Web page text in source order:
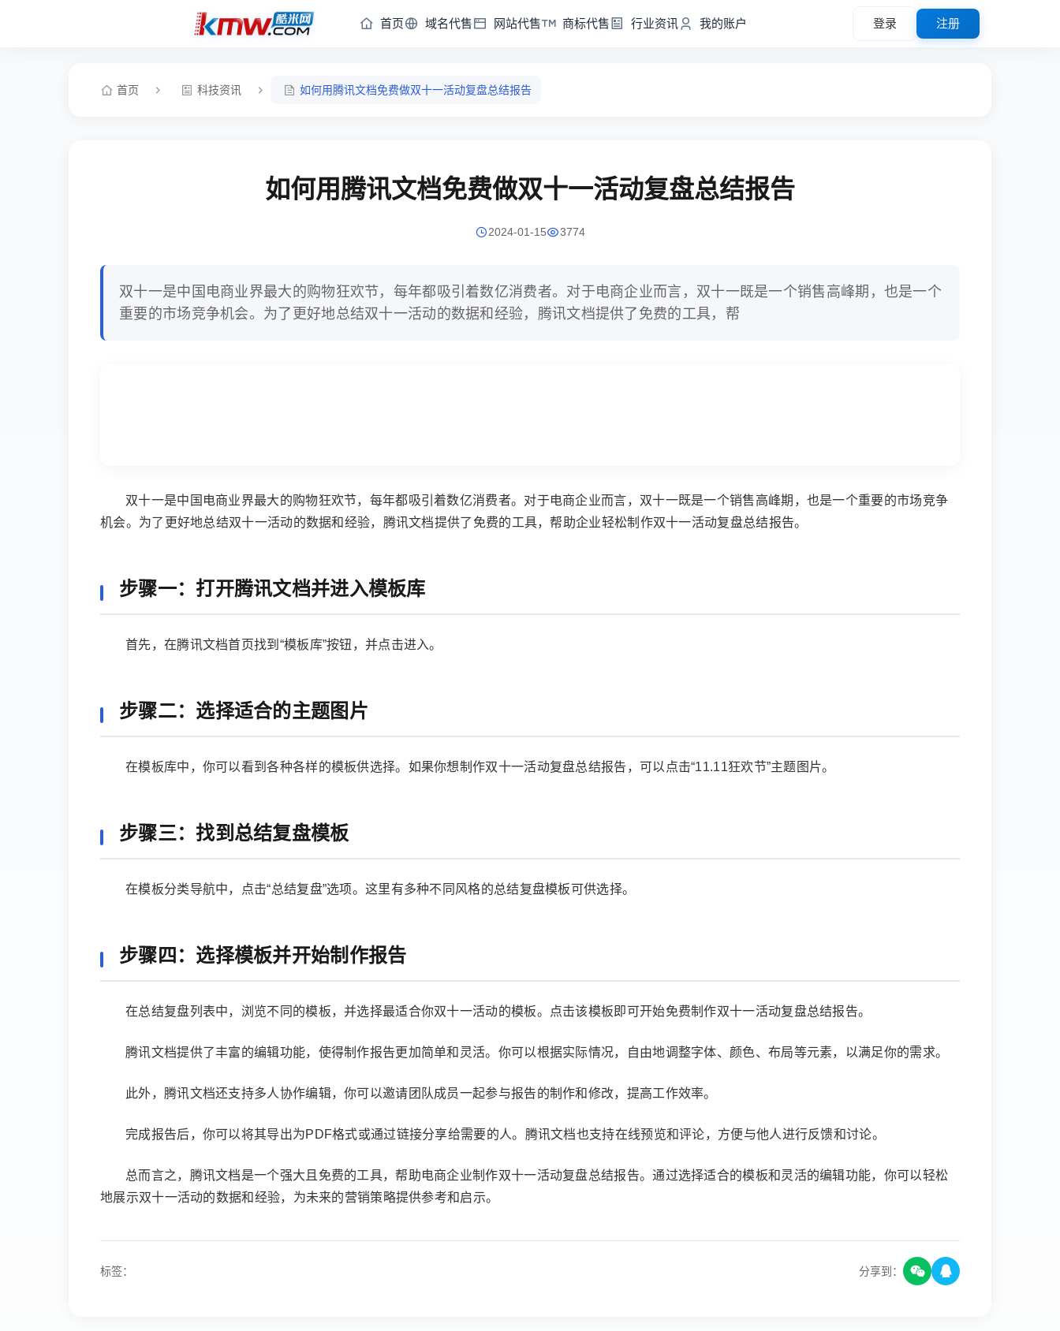
首页 域名代售 网站代售 商标代售 行业资讯 我的账户 登录 注册
首页 科技资讯 如何用腾讯文档免费做双十一活动复盘总结报告
如何用腾讯文档免费做双十一活动复盘总结报告
2024-01-15 3774
双十一是中国电商业界最大的购物狂欢节，每年都吸引着数亿消费者。对于电商企业而言，双十一既是一个销售高峰期，也是一个
重要的市场竞争机会。为了更好地总结双十一活动的数据和经验，腾讯文档提供了免费的工具，帮
双十一是中国电商业界最大的购物狂欢节，每年都吸引着数亿消费者。对于电商企业而言，双十一既是一个销售高峰期，也是一个重要的市场竞争
机会。为了更好地总结双十一活动的数据和经验，腾讯文档提供了免费的工具，帮助企业轻松制作双十一活动复盘总结报告。
步骤一：打开腾讯文档并进入模板库
首先，在腾讯文档首页找到“模板库”按钮，并点击进入。
步骤二：选择适合的主题图片
在模板库中，你可以看到各种各样的模板供选择。如果你想制作双十一活动复盘总结报告，可以点击“11.11狂欢节”主题图片。
步骤三：找到总结复盘模板
在模板分类导航中，点击“总结复盘”选项。这里有多种不同风格的总结复盘模板可供选择。
步骤四：选择模板并开始制作报告
在总结复盘列表中，浏览不同的模板，并选择最适合你双十一活动的模板。点击该模板即可开始免费制作双十一活动复盘总结报告。
腾讯文档提供了丰富的编辑功能，使得制作报告更加简单和灵活。你可以根据实际情况，自由地调整字体、颜色、布局等元素，以满足你的需求。
此外，腾讯文档还支持多人协作编辑，你可以邀请团队成员一起参与报告的制作和修改，提高工作效率。
完成报告后，你可以将其导出为PDF格式或通过链接分享给需要的人。腾讯文档也支持在线预览和评论，方便与他人进行反馈和讨论。
总而言之，腾讯文档是一个强大且免费的工具，帮助电商企业制作双十一活动复盘总结报告。通过选择适合的模板和灵活的编辑功能，你可以轻松
地展示双十一活动的数据和经验，为未来的营销策略提供参考和启示。
标签： 分享到：